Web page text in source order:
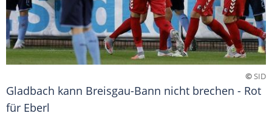
©SID
Gladbach kann Breisgau-Bann nicht brechen - Rot
für Eberl